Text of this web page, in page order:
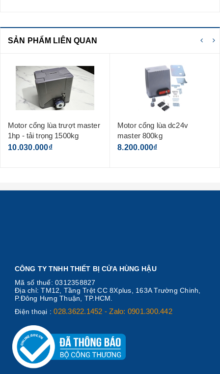
SẢN PHẨM LIÊN QUAN
Motor cổng lùa dc24v
master 800kg
8.200.000₫
Motor cổng lùa đài loan tmt
husky1500
10.250.000₫
CÔNG TY TNHH THIẾT BỊ CỬA HÙNG HẬU
Mã số thuế: 0312358827
Địa chỉ: TM12, Tầng Trệt CC 8Xplus, 163A Trường Chinh,
P.Đông Hưng Thuận, TP.HCM.
Điện thoại :028.3622.1452 - Zalo: 0901.300.442